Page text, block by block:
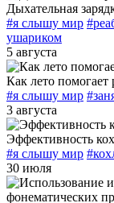
Дыхательная
#я слышу мир
ушариком
5 августа
Как лето помогает
#я слышу мир
3 августа
Эффективность
#я слышу мир
30 июля